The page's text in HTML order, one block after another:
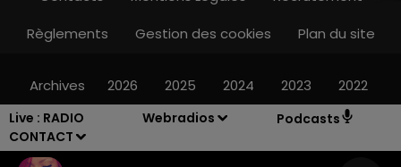
Live : RADIO
CONTACT
Webradios Podcasts
Règlements
Gestion des cookies Plan du site
Archives 2026 2025 2024 2023 2022